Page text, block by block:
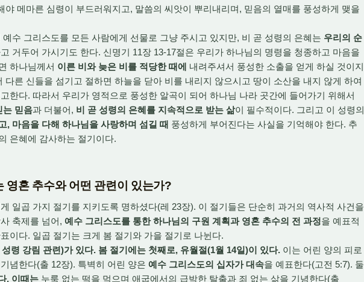
야 메마른 심령이 부드러워지고, 말씀의 씨앗이 뿌리내리며, 믿음의 열매를 풍성하게 맺을
수 그리스도를 모든 사람에게 선물로 그냥 주시고 있지만, 비 곧 성령의 은혜는 우리의 순
거두어 가시기도 한다. 신명기 11장 13-17절은 우리가 하나님의 명령을 청종하고 마음을
하나님께서 이른 비와 늦은 비를 적당한 때에 내려주셔서 풍성한 소출을 얻게 하실 것이지
다른 신들을 섬기고 절하면 하늘을 닫아 비를 내리지 않으시고 땅이 소산을 내지 않게 하여
한다. 따라서 우리가 영적으로 풍성한 알곡이 되어 하나님 나라 곳간에 들어가기 위해서
는 믿음과 더불어, 비 곧 성령의 은혜를 지속적으로 받는 삶이 필수적이다. 그리고 이 성령의
, 마음을 다해 하나님을 사랑하며 섬길 때 풍성하게 부어진다는 사실을 기억해야 한다. 추
은혜에 감사하는 절기이다.
영혼 추수와 어떤 관련이 있는가?
일곱 가지 절기를 지키도록 명하셨다(레 23장). 이 절기들은 단순히 과거의 역사적 사건을
축제를 넘어, 예수 그리스도를 통한 하나님의 구원 계획과 영혼 추수의 전 과정을 예표적
이다. 일곱 절기는 크게 봄 절기와 가을 절기로 나뉜다.
령 강림 관련)가 있다. 봄 절기에는 첫째로, 유월절(1월 14일)이 있다. 이는 어린 양의 피로
념한다(출 12장). 특벽히 어린 양은 예수 그리스도의 십자가 대속을 예표한다(고전 5:7). 둘
. 이때는 누룩 없는 떡을 먹으며 애굽에서의 급박한 탈출과 죄 없는 삶을 기념한다(출